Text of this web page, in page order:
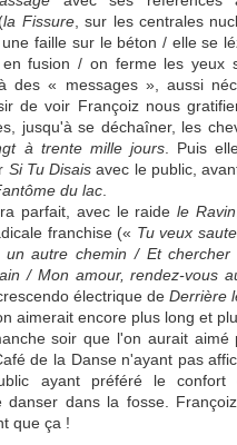
la Fissure, sur les centrales
faille sur le béton / elle se
fusion / on ferme les yeux
des « messages », aussi
de voir Françoiz nous
jusqu'à se déchaîner, les
à trente mille jours . Puis
Si Tu Disais avec le public,
du lac
parfait, avec le raidele Ravin
franchise (« Tu veux
un autre chemin / Et
/ Mon amour, rendez-vous
électrique de Derrière
aimerait encore plus long et
soir que l'on aurait aimé
de la Danse n'ayant pas
ayant préféré le
danser dans la fosse.
que ça !